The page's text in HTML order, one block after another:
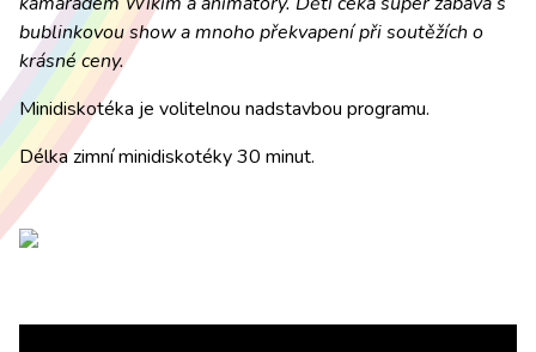
bublinkovou show a mnoho překvapení při soutěžích o
krásné ceny.
Minidiskotéka je volitelnou nadstavbou programu.
Délka zimní minidiskotéky 30 minut.